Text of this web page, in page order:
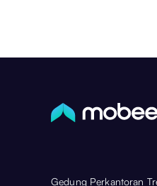
Gedung Perkantoran